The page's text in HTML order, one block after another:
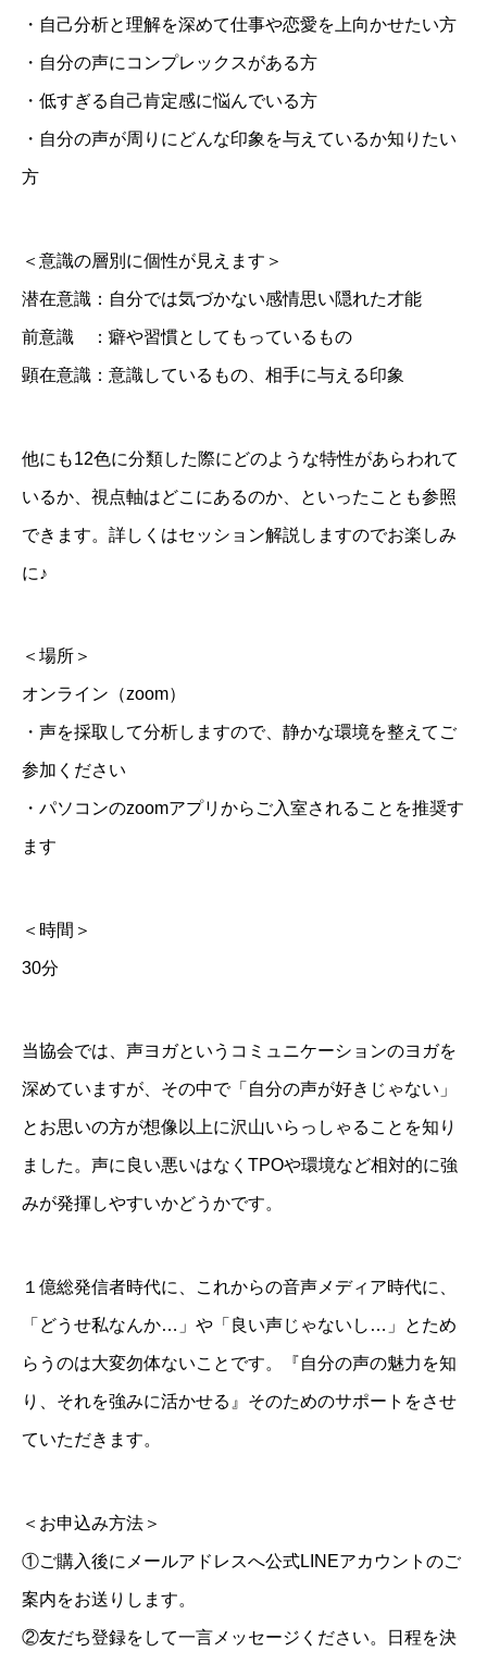
・自己分析と理解を深めて仕事や恋愛を上向かせたい方
・自分の声にコンプレックスがある方
・低すぎる自己肯定感に悩んでいる方
・自分の声が周りにどんな印象を与えているか知りたい
方
＜意識の層別に個性が見えます＞
潜在意識：自分では気づかない感情思い隠れた才能
前意識 ：癖や習慣としてもっているもの
顕在意識：意識しているもの、相手に与える印象
他にも12色に分類した際にどのような特性があらわれて
いるか、視点軸はどこにあるのか、といったことも参照
できます。詳しくはセッション解説しますのでお楽しみ
に♪
＜場所＞
オンライン（zoom）
・声を採取して分析しますので、静かな環境を整えてご
参加ください
・パソコンのzoomアプリからご入室されることを推奨す
ます
＜時間＞
30分
当協会では、声ヨガというコミュニケーションのヨガを
深めていますが、その中で「自分の声が好きじゃない」
とお思いの方が想像以上に沢山いらっしゃることを知り
ました。声に良い悪いはなくTPOや環境など相対的に強
みが発揮しやすいかどうかです。
１億総発信者時代に、これからの音声メディア時代に、
「どうせ私なんか…」や「良い声じゃないし…」とため
らうのは大変勿体ないことです。『自分の声の魅力を知
り、それを強みに活かせる』そのためのサポートをさせ
ていただきます。
＜お申込み方法＞
①ご購入後にメールアドレスへ公式LINEアカウントのご
案内をお送りします。
②友だち登録をして一言メッセージください。日程を決